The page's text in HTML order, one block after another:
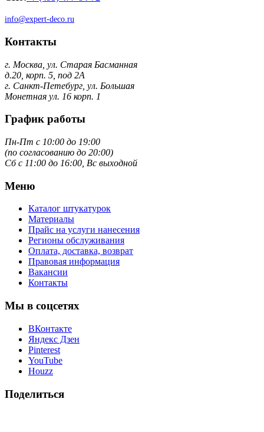
info@expert-deco.ru
Контакты
г. Москва, ул. Старая Басманная
д.20, корп. 5, под 2А
г. Санкт-Петебург, ул. Большая
Монетная ул. 16 корп. 1
График работы
Пн-Пт с 10:00 до 19:00
(по согласованию до 20:00)
Сб с 11:00 до 16:00, Вс выходной
Меню
Каталог штукатурок
Материалы
Прайс на услуги нанесения
Регионы обслуживания
Оплата, доставка, возврат
Правовая информация
Вакансии
Контакты
Мы в соцсетях
ВКонтакте
Яндекс Дзен
Pinterest
YouTube
Houzz
Поделиться